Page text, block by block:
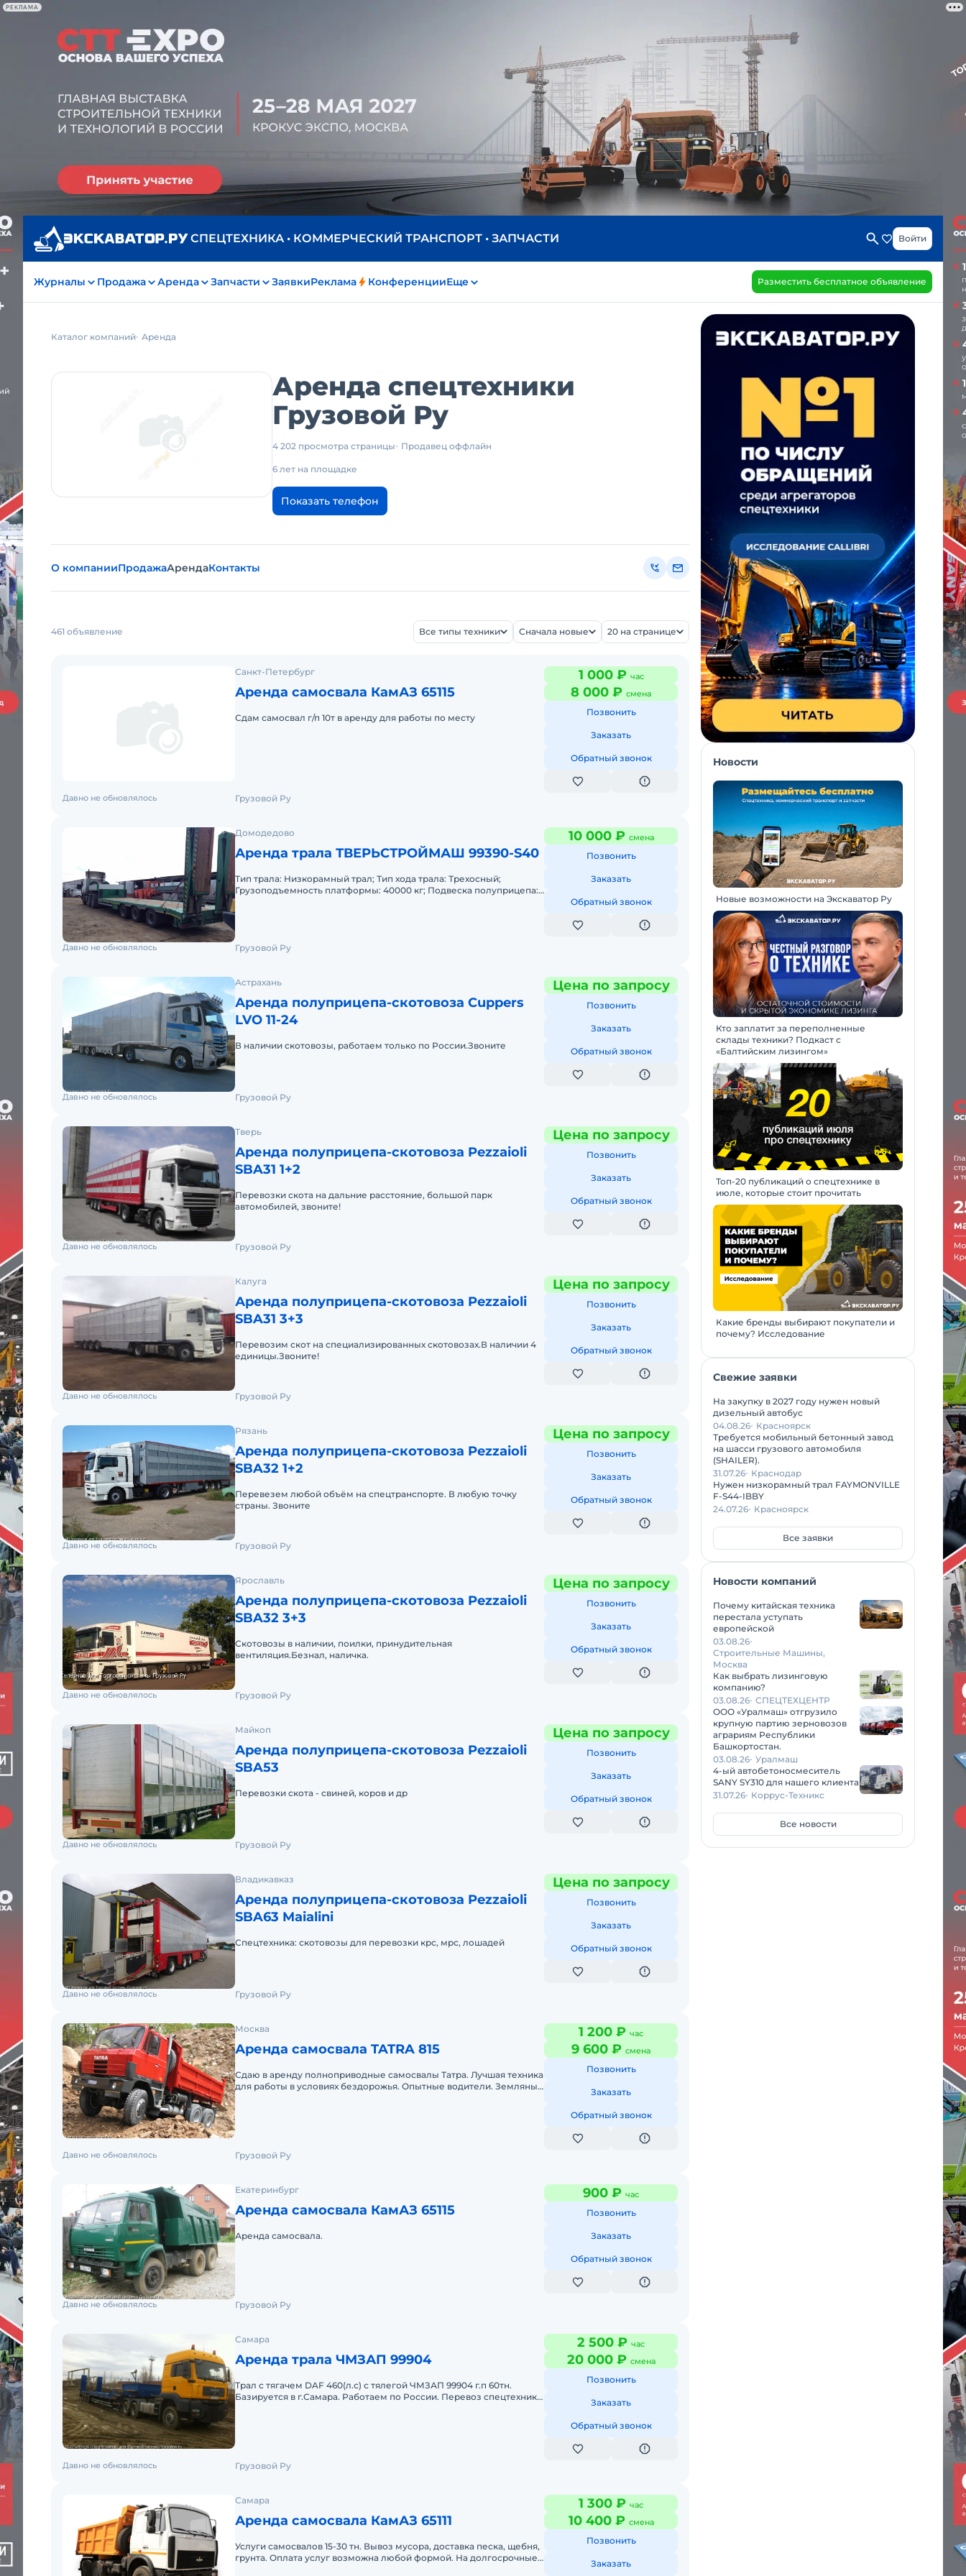
РЕКЛАМА
СПЕЦТЕХНИКА • КОММЕРЧЕСКИЙ ТРАНСПОРТ • ЗАПЧАСТИ Войти
Журналы Продажа Аренда Запчасти ЗаявкиРеклама КонференцииЕще Разместить бесплатное объявление
Каталог компаний Аренда
Аренда спецтехники
Грузовой Ру
4 202 просмотра страницы Продавец оффлайн
6 лет на площадке
Показать телефон
О компанииПродажаАрендаКонтакты
461 объявление Все типы техники Сначала новые 20 на странице
Санкт-Петербург
Аренда самосвала КамАЗ 65115
Сдам самосвал г/п 10т в аренду для работы по месту
1 000 ₽ час
8 000 ₽ смена
Позвонить
Заказать
Обратный звонок
Давно не обновлялось Грузовой Ру
Домодедово
Аренда трала ТВЕРЬСТРОЙМАШ 99390-S40
Тип трала: Низкорамный трал; Тип хода трала: Трехосный;
Грузоподъемность платформы: 40000 кг; Подвеска полуприцепа:
10 000 ₽ смена
Позвонить
Заказать
Обратный звонок
Давно не обновлялось Грузовой Ру
Астрахань
Аренда полуприцепа-скотовоза Сuppers
LVO 11-24
В наличии скотовозы, работаем только по России.Звоните
Цена по запросу
Позвонить
Заказать
Обратный звонок
Давно не обновлялось Грузовой Ру
Тверь
Аренда полуприцепа-скотовоза Pezzaioli
SBA31 1+2
Перевозки скота на дальние расстояние, большой парк
автомобилей, звоните!
Цена по запросу
Позвонить
Заказать
Обратный звонок
Давно не обновлялось Грузовой Ру
Калуга
Аренда полуприцепа-скотовоза Pezzaioli
SBA31 3+3
Перевозим скот на специализированных скотовозах.В наличии 4
единицы.Звоните!
Цена по запросу
Позвонить
Заказать
Обратный звонок
Давно не обновлялось Грузовой Ру
Рязань
Аренда полуприцепа-скотовоза Pezzaioli
SBA32 1+2
Перевезем любой объём на спецтранспорте. В любую точку
страны. Звоните
Цена по запросу
Позвонить
Заказать
Обратный звонок
Давно не обновлялось Грузовой Ру
Ярославль
Аренда полуприцепа-скотовоза Pezzaioli
SBA32 3+3
Скотовозы в наличии, поилки, принудительная
вентиляция.Безнал, наличка.
Цена по запросу
Позвонить
Заказать
Обратный звонок
Давно не обновлялось Грузовой Ру
Майкоп
Аренда полуприцепа-скотовоза Pezzaioli
SBA53
Перевозки скота - свиней, коров и др
Цена по запросу
Позвонить
Заказать
Обратный звонок
Давно не обновлялось Грузовой Ру
Владикавказ
Аренда полуприцепа-скотовоза Pezzaioli
SBA63 Maialini
Спецтехника: скотовозы для перевозки крс, мрс, лошадей
Цена по запросу
Позвонить
Заказать
Обратный звонок
Давно не обновлялось Грузовой Ру
Москва
Аренда самосвала TATRA 815
Сдаю в аренду полноприводные самосвалы Татра. Лучшая техника
для работы в условиях бездорожья. Опытные водители. Земляные
1 200 ₽ час
9 600 ₽ смена
Позвонить
Заказать
Обратный звонок
Давно не обновлялось Грузовой Ру
Екатеринбург
Аренда самосвала КамАЗ 65115
Аренда самосвала.
900 ₽ час
Позвонить
Заказать
Обратный звонок
Давно не обновлялось Грузовой Ру
Самара
Аренда трала ЧМЗАП 99904
Трал с тягачем DAF 460(л.с) с тялегой ЧМЗАП 99904 г.п 60тн.
Базируется в г.Самара. Работаем по России. Перевоз спецтехники
2 500 ₽ час
20 000 ₽ смена
Позвонить
Заказать
Обратный звонок
Давно не обновлялось Грузовой Ру
Самара
Аренда самосвала КамАЗ 65111
Услуги самосвалов 15-30 тн. Вывоз мусора, доставка песка, щебня,
грунта. Оплата услуг возможна любой формой. На долгосрочные
1 300 ₽ час
10 400 ₽ смена
Позвонить
Заказать
Новости
Новые возможности на Экскаватор Ру
Кто заплатит за переполненные
склады техники? Подкаст с
«Балтийским лизингом»
Топ-20 публикаций о спецтехнике в
июле, которые стоит прочитать
Какие бренды выбирают покупатели и
почему? Исследование
Свежие заявки
На закупку в 2027 году нужен новый
дизельный автобус
04.08.26 Красноярск
Требуется мобильный бетонный завод
на шасси грузового автомобиля
(SHAILER).
31.07.26 Краснодар
Нужен низкорамный трал FAYMONVILLE
F-S44-IBBY
24.07.26 Красноярск
Все заявки
Новости компаний
Почему китайская техника
перестала уступать
европейской
03.08.26
Строительные Машины,
Москва
Как выбрать лизинговую
компанию?
03.08.26 СПЕЦТЕХЦЕНТР
ООО «Уралмаш» отгрузило
крупную партию зерновозов
аграриям Республики
Башкортостан.
03.08.26 Уралмаш
4-ый автобетоносмеситель
SANY SY310 для нашего клиента
31.07.26 Коррус-Техникс
Все новости